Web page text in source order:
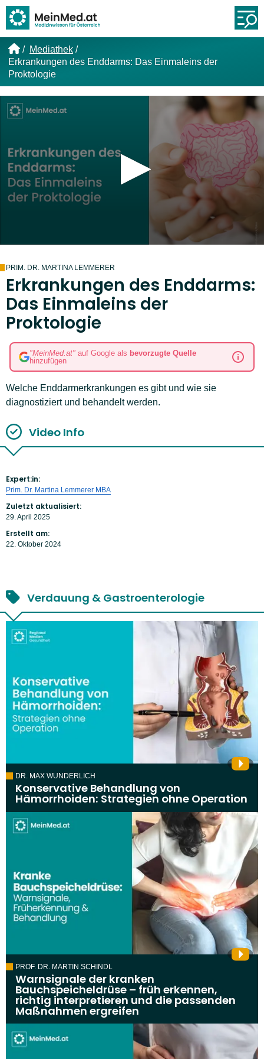
Mediathek
Erkrankungen des Enddarms: Das Einmaleins der
Proktologie
PRIM. DR. MARTINA LEMMERER
Erkrankungen des Enddarms:
Das Einmaleins der
Proktologie
"MeinMed.at" auf Google als bevorzugte Quelle
hinzufügen
Welche Enddarmerkrankungen es gibt und wie sie
diagnostiziert und behandelt werden.
Video Info
Expert:in:
Prim. Dr. Martina Lemmerer MBA
Zuletzt aktualisiert:
29. April 2025
Erstellt am:
22. Oktober 2024
Verdauung & Gastroenterologie
DR. MAX WUNDERLICH
Konservative Behandlung von
Hämorrhoiden: Strategien ohne Operation
PROF. DR. MARTIN SCHINDL
Warnsignale der kranken
Bauchspeicheldrüse – früh erkennen,
richtig interpretieren und die passenden
Maßnahmen ergreifen